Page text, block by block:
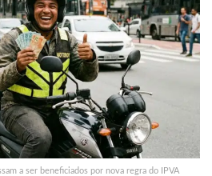
a ser beneficiados por nova regra do IPVA